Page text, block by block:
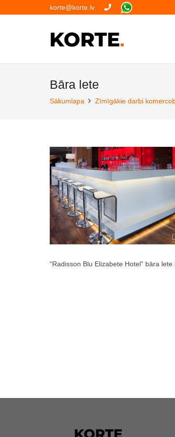
korte@korte.lv
Bāra lete
Sākumlapa Zīmīgākie darbi
“Radisson Blu Elizabete Hotel” bāra